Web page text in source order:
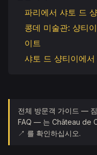
파리에서 샤토 드
콩데 미술관: 샹티
이트
샤토 드 샹티이에
전체 방문객 가이드 —
FAQ — 는 Château de
↗ 를 확인하십시오.